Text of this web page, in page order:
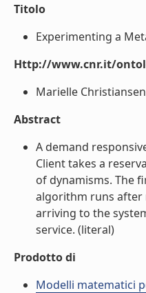
Titolo
Experimenting a
Http://www.cnr.it/
Marielle
Abstract
A demand
Client takes a
of dynamisms. The
algorithm runs after
arriving to the
service. (literal)
Prodotto di
Modelli matematici